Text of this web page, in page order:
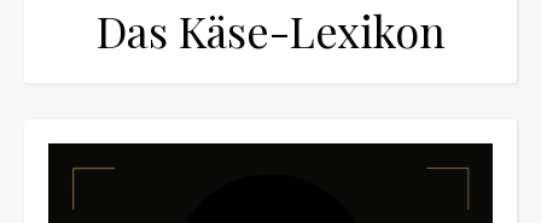
Das Käse-Lexikon